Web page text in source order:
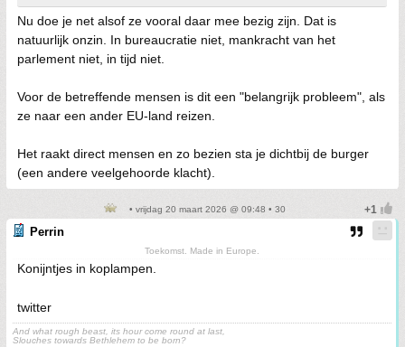
Nu doe je net alsof ze vooral daar mee bezig zijn. Dat is
natuurlijk onzin. In bureaucratie niet, mankracht van het
parlement niet, in tijd niet.
Voor de betreffende mensen is dit een "belangrijk probleem", als
ze naar een ander EU-land reizen.
Het raakt direct mensen en zo bezien sta je dichtbij de burger
(een andere veelgehoorde klacht).
• vrijdag 20 maart 2026 @ 09:48 • 30
Perrin
Toekomst. Made in Europe.
Konijntjes in koplampen.
twitter
And what rough beast, its hour come round at last,
Slouches towards Bethlehem to be born?